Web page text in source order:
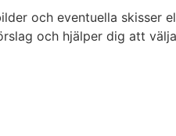
och eventuella skisser
och hjälper dig att